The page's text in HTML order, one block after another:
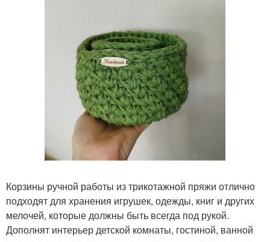
Корзины ручной работы из трикотажной пряжи отлично
подходят для хранения игрушек, одежды, книг и других
мелочей, которые должны быть всегда под рукой.
Дополнят интерьер детской комнаты, гостиной, ванной